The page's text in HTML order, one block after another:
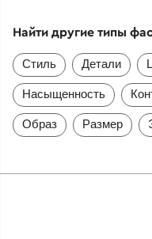
Найти другие типы
Стиль Детали
Насыщенность
Образ Размер